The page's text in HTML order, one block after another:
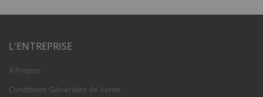
L'ENTREPRISE
À Propos
Conditions Générales de Vente